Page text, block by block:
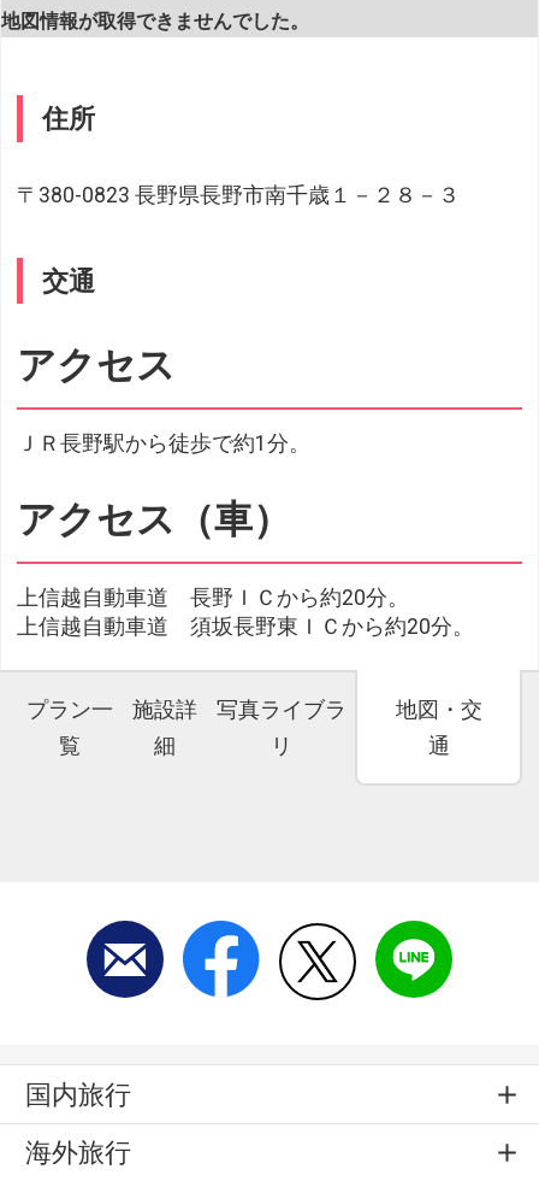
地図情報が取得できませんでした。
住所
〒380-0823 長野県長野市南千歳１－２８－３
交通
アクセス
ＪＲ長野駅から徒歩で約1分。
アクセス（車）
上信越自動車道 長野ＩＣから約20分。
上信越自動車道 須坂長野東ＩＣから約20分。
プラン一
覧
施設詳
細
写真ライブラ
リ
地図・交
通
国内旅行
海外旅行